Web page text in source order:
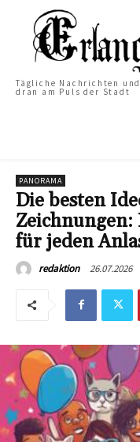
Tägliche Nachrichten
dran am Puls der Stadt
PANORAMA
Die besten
für jeden
redaktion 26.07.2026